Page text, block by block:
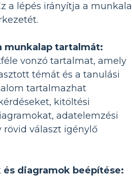
a lépés irányítja a
munkalap tartalmát:
vonzó tartalmat, amely
témát és a tanulási
tartalmazhat
kitöltési
adatelemzési
választ igénylő
és diagramok beépítése: